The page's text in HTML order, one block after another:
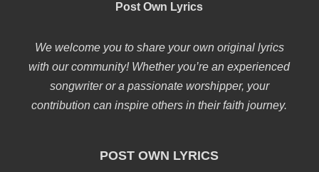
Post Own Lyrics
We welcome you to share your own original lyrics
with our community! Whether you’re an experienced
songwriter or a passionate worshipper, your
contribution can inspire others in their faith journey.
POST OWN LYRICS